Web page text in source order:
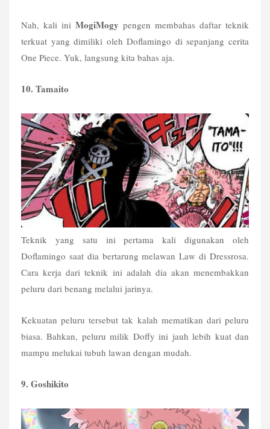
Nah, kali ini MogiMogy pengen membahas daftar teknik
terkuat yang dimiliki oleh Doflamingo di sepanjang cerita
One Piece. Yuk, langsung kita bahas aja.
10. Tamaito
Teknik yang satu ini pertama kali digunakan oleh
Doflamingo saat dia bertarung melawan Law di Dressrosa.
Cara kerja dari teknik ini adalah dia akan menembakkan
peluru dari benang melalui jarinya.
Kekuatan peluru tersebut tak kalah mematikan dari peluru
biasa. Bahkan, peluru milik Doffy ini jauh lebih kuat dan
mampu melukai tubuh lawan dengan mudah.
9. Goshikito